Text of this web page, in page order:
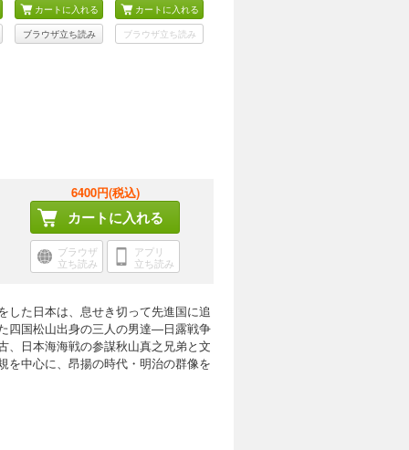
カートに入れる
ブラウザ立ち読み
カートに入れる
ブラウザ立ち読み
6400円(税込)
カートに入れる
アプリ
立ち読み
ブラウザ
立ち読み
した日本は、息せき切って先進国に追
四国松山出身の三人の男達―日露戦争
、日本海海戦の参謀秋山真之兄弟と文
を中心に、昂揚の時代・明治の群像を